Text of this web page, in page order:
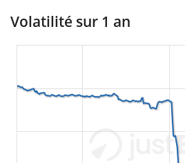
Volatilité sur 1 an